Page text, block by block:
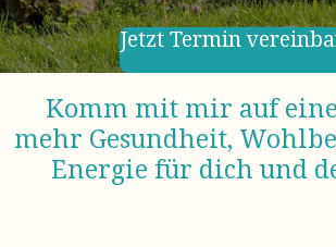
Jetzt Termin
Komm mit mir auf eine
mehr Gesundheit,
Energie für dich und